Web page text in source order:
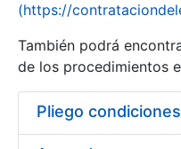
Show/Hide
(https://
También podrá
de los procedimientos